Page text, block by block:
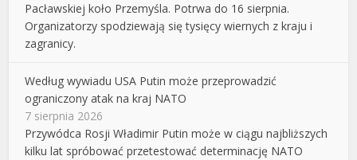
Pacławskiej koło Przemyśla. Potrwa do 16 sierpnia.
Organizatorzy spodziewają się tysięcy wiernych z kraju i
zagranicy.
Według wywiadu USA Putin może przeprowadzić
ograniczony atak na kraj NATO
7 sierpnia 2026
Przywódca Rosji Władimir Putin może w ciągu najbliższych
kilku lat spróbować przetestować determinację NATO